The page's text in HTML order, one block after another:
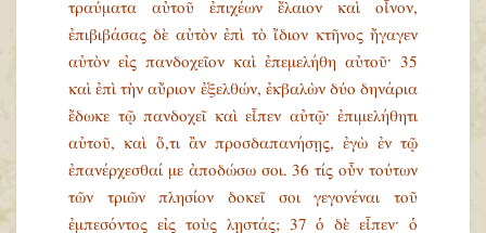
τραύματα αὐτοῦ ἐπιχέων ἔλαιον καὶ οἶνον,
ἐπιβιβάσας δὲ αὐτὸν ἐπὶ τὸ ἴδιον κτῆνος ἤγαγεν
αὐτὸν εἰς πανδοχεῖον καὶ ἐπεμελήθη αὐτοῦ· 35
καὶ ἐπὶ τὴν αὔριον ἐξελθών, ἐκβαλὼν δύο δηνάρια
ἔδωκε τῷ πανδοχεῖ καὶ εἶπεν αὐτῷ· ἐπιμελήθητι
αὐτοῦ, καὶ ὅ,τι ἂν προσδαπανήσῃς, ἐγὼ ἐν τῷ
ἐπανέρχεσθαί με ἀποδώσω σοι. 36 τίς οὖν τούτων
τῶν τριῶν πλησίον δοκεῖ σοι γεγονέναι τοῦ
ἐμπεσόντος εἰς τοὺς λῃστάς; 37 ὁ δὲ εἶπεν· ὁ